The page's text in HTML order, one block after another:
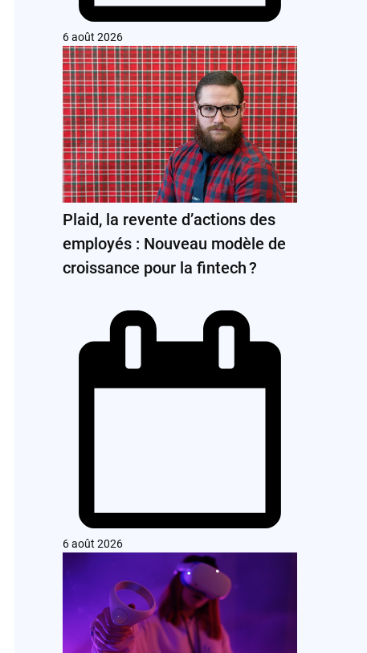
6 août 2026
Plaid, la revente d’actions des
employés : Nouveau modèle de
croissance pour la fintech ?
6 août 2026